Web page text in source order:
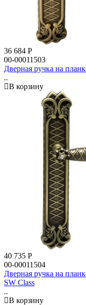
36 684 Р
00-00011503
Дверная ручка на
..
В корзину
40 735 Р
00-00011504
Дверная ручка на
SW Class
..
В корзину